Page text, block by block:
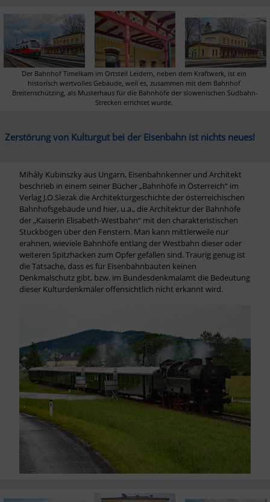
Der Bahnhof Timelkam im Ortsteil Leidern, neben dem Kraftwerk, ist ein
historisch wertvolles Gebäude, weil es, zusammen mit dem Bahnhof
Breitenschützing, als Musterhaus für die Bahnhöfe der slowenischen Südbahn-
Strecken errichtet wurde.
Zerstörung von Kulturgut bei der Eisenbahn ist nichts neues!
Mihály Kubinszky aus Ungarn, Eisenbahnkenner und Architekt
beschrieb in einem seiner Bücher „Bahnhöfe in Österreich“ im
Verlag J.O.Slezak die Architekturgeschichte der österreichischen
Bahnhofsgebäude und hier, u.a., die Architektur der Bahnhöfe
der „Kaiserin Elisabeth-Westbahn“ mit den charakteristischen
Stuckbögen über den Fenstern. Man kann mittlerweile nur
erahnen, wieviele Bahnhöfe entlang der Westbahn dieser oder
weiteren Spitzhacken zum Opfer gefallen sind. Traurig genug ist
die Tatsache, dass es für Eisenbahnbauten keinen
Denkmalschutz gibt, bzw. im Bundesdenkmalamt die Bedeutung
dieser Kulturdenkmäler offensichtlich nicht erkannt wird.